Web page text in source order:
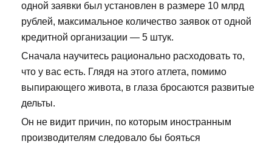
одной заявки был установлен в размере 10 млрд
рублей, максимальное количество заявок от одной
кредитной организации — 5 штук.
Сначала научитесь рационально расходовать то,
что у вас есть. Глядя на этого атлета, помимо
выпирающего живота, в глаза бросаются развитые
дельты.
Он не видит причин, по которым иностранным
производителям следовало бы бояться